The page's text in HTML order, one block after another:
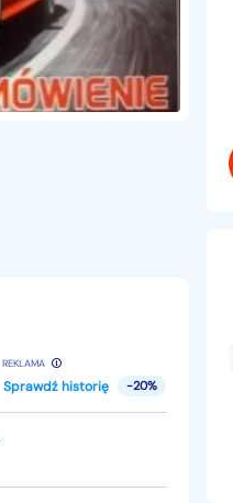
REKLAMA
Sprawdź historię -20%